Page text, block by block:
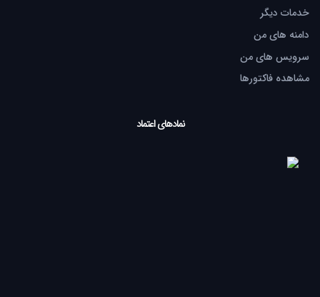
خدمات دیگر
دامنه های من
سرویس های من
مشاهده فاکتورها
نمادهای اعتماد